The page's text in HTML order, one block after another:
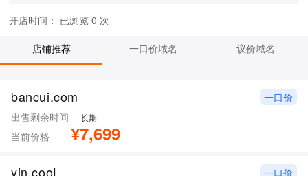
开店时间： 已浏览 0 次
店铺推荐 一口价域名 议价域名
一口价
bancui.com
出售剩余时间 长期
当前价格 ¥7,699
一口价
yin.cooL